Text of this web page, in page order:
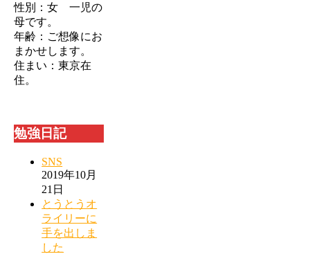
性別：女 一児の
母です。
年齢：ご想像にお
まかせします。
住まい：東京在
住。
勉強日記
SNS
2019年10月
21日
とうとうオ
ライリーに
手を出しま
した